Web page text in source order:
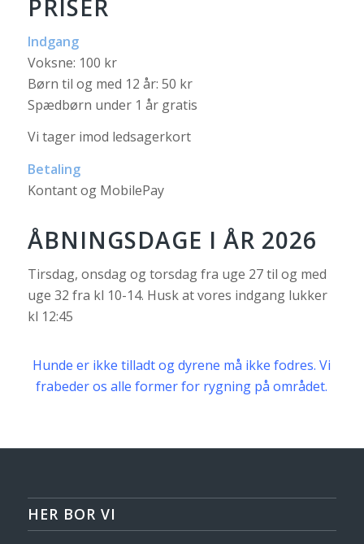
PRISER
Indgang
Voksne: 100 kr
Børn til og med 12 år: 50 kr
Spædbørn under 1 år gratis
Vi tager imod ledsagerkort
Betaling
Kontant og MobilePay
ÅBNINGSDAGE I ÅR 2026
Tirsdag, onsdag og torsdag fra uge 27 til og med
uge 32 fra kl 10-14. Husk at vores indgang lukker
kl 12:45
Hunde er ikke tilladt og dyrene må ikke fodres. Vi
frabeder os alle former for rygning på området.
HER BOR VI